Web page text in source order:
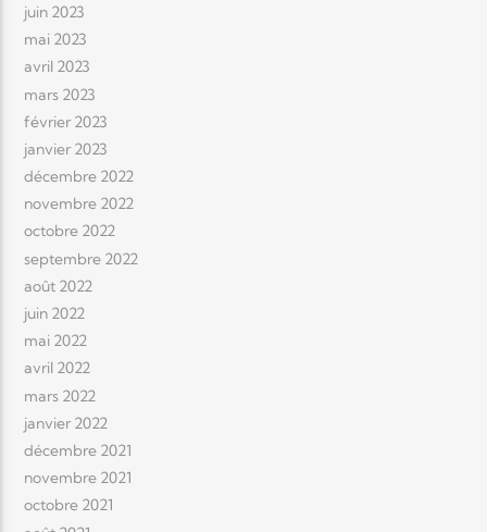
juin 2023
mai 2023
avril 2023
mars 2023
février 2023
janvier 2023
décembre 2022
novembre 2022
octobre 2022
septembre 2022
août 2022
juin 2022
mai 2022
avril 2022
mars 2022
janvier 2022
décembre 2021
novembre 2021
octobre 2021